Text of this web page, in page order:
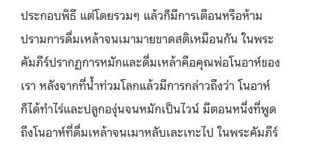
ประกอบพิธี แต่โดยรวมๆ แล้วก็มีการเตือนหรือห้าม
ปรามการดื่มเหล้าจนเมามายขาดสติเหมือนกัน ในพระ
คัมภีร์ปรากฏการหมักและดื่มเหล้าคือคุณพ่อโนอาห์ของ
เรา หลังจากที่น้ำท่วมโลกแล้วมีการกล่าวถึงว่า โนอาห์
ก็ได้ทำไร่และปลูกองุ่นจนหมักเป็นไวน์ มีตอนหนึ่งที่พูด
ถึงโนอาห์ที่ดื่มเหล้าจนเมาหลับเละเทะไป ในพระคัมภีร์